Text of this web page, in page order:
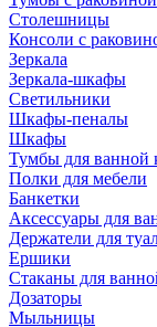
Столешницы
Консоли с
Зеркала
Зеркала-шкафы
Светильники
Шкафы-пеналы
Шкафы
Тумбы для ванной
Полки для мебели
Банкетки
Аксессуары для
Держатели для
Ершики
Стаканы для
Дозаторы
Мыльницы